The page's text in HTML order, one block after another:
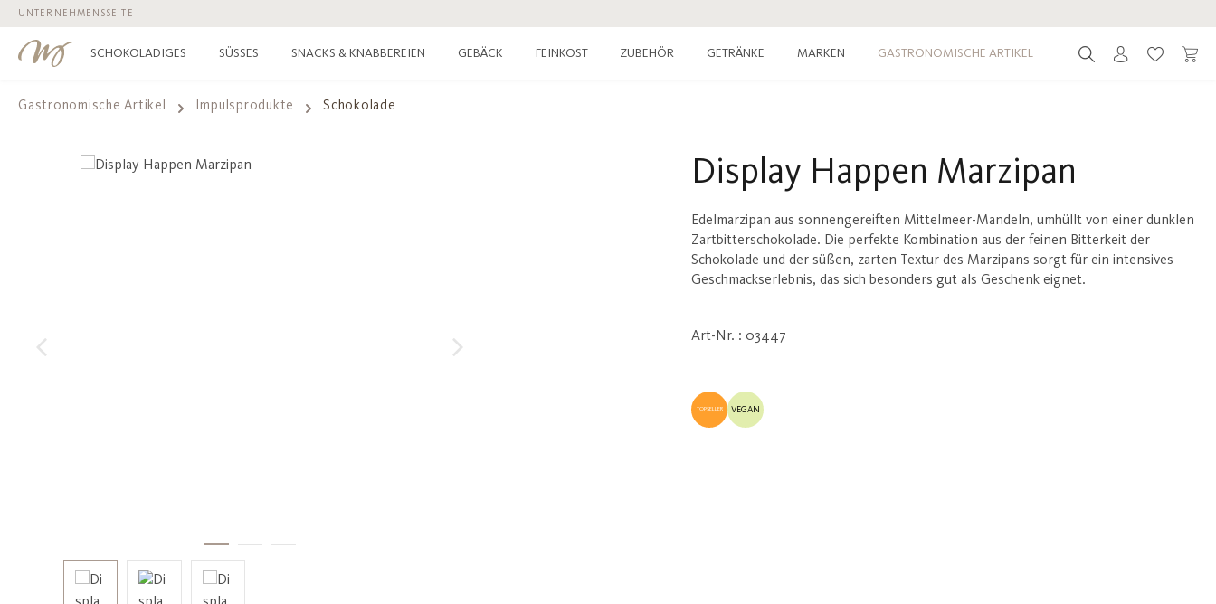
Hauptinhalt springen
Zur Suche springen
Zur Hauptnavigation springen
UNTERNEHMENSSEITE
SCHOKOLADIGES SÜSSES SNACKS & KNABBEREIEN GEBÄCK FEINKOST ZUBEHÖR GETRÄNKE MARKEN GASTRONOMISCHE ARTIKEL Du hast 0
Gastronomische Artikel Impulsprodukte Schokolade
Bildergalerie überspringen Display Happen Marzipan
Edelmarzipan aus sonnengereiften Mittelmeer-Mandeln, umhüllt von einer dunklen
Zartbitterschokolade. Die perfekte Kombination aus der feinen Bitterkeit der
Schokolade und der süßen, zarten Textur des Marzipans sorgt für ein intensives
Geschmackserlebnis, das sich besonders gut als Geschenk eignet.
Art-Nr. : 03447
TOPSELLER VEGAN